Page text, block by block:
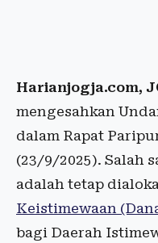
Harianjogja.com,
mengesahkan
dalam Rapat
(23/9/2025). Salah
adalah tetap
Keistimewaan
bagi Daerah